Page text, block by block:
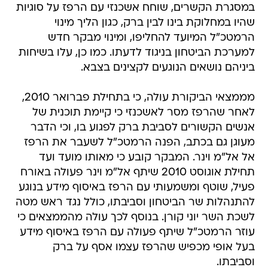
במסגרת הקשרים, שוחח אשכנזי עם הרפז על סוגיות
שהיו במחלוקת בינו לבין ברק, כגון הליך מינוי
הרמטכ"ל המיועד להחליפו, ומינוי מבקר חדש
למערכת הביטחון בניגוד לדעתו. כמו כן, עלו בשיחות
ביניהם נושאים הנוגעים לקצינים בצבא.
מממצאי הביקורת עולה, כי בתחילת פברואר 2010,
לאחר שהרפז מסר לאשכנזי כי קיימת תוכנית של
אנשים הקשורים לסביבת ברק לפגוע בו, וכי הדבר
מעוגן גם בכתב, הפנה הרמטכ"ל לשעבר את הרפז
אל אל"מ וינר. המבקר קובע כי מאותו מועד ועד
תחילת אוגוסט 2010 שיתף אל"מ וינר פעולה באורח
פעיל, שוטף ומשמעותי עם הרפז באיסוף מידע בנוגע
להתנהלות שר הביטחון וסביבתו, כולל נגד ראש מטה
לשכת השר יוני קורן. בנוסף לכך עולה מהממצאים כי
עוזר הרמטכ"ל שיתף פעולה עם הרפז באיסוף מידע
בעל אופי מכפיש שהרפז עצמו אסף על ברק
וסביבתו.